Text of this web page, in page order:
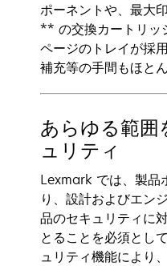
ポーネントや、最大
** の交換カートリッ
ページのトレイが採
補充等の手間もほと
あらゆる範囲
ュリティ
Lexmark では、製品
り、設計およびエン
品のセキュリティに
とることを必須とし
ュリティ機能により